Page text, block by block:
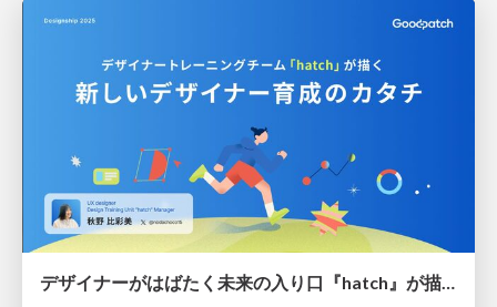
デザイナーがはばたく未来の入り口『hatch』が描く、新しいデザイナー育成のカタチ